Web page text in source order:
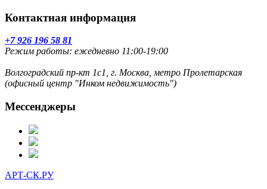
Контактная информация
+7 926 196 58 81
Режим работы: ежедневно 11:00-19:00
Волгоградский пр-кт 1с1, г. Москва, метро Пролетарская
(офисный центр "Инком недвижимость")
Мессенджеры
АРТ-СК.РУ